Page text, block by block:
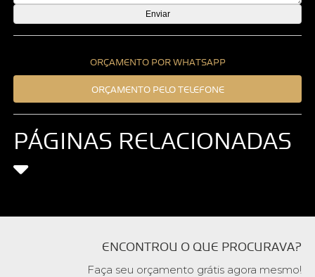
ORÇAMENTO POR WHATSAPP
ORÇAMENTO PELO TELEFONE
PÁGINAS RELACIONADAS
ENCONTROU O QUE PROCURAVA?
Faça seu orçamento grátis agora mesmo!